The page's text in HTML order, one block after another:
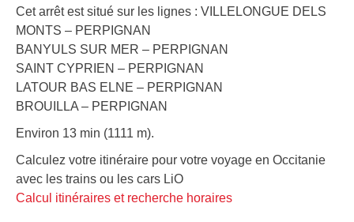
Cet arrêt est situé sur les lignes : VILLELONGUE DELS
MONTS – PERPIGNAN
BANYULS SUR MER – PERPIGNAN
SAINT CYPRIEN – PERPIGNAN
LATOUR BAS ELNE – PERPIGNAN
BROUILLA – PERPIGNAN
Environ 13 min (1111 m).
Calculez votre itinéraire pour votre voyage en Occitanie
avec les trains ou les cars LiO
Calcul itinéraires et recherche horaires